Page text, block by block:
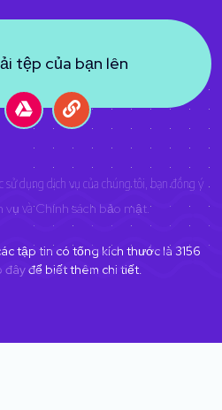
tệp của bạn lên
sử dụng dịch vụ của chúng tôi, bạn đồng ý
vụ vàChính sách bảo mật
tập tin có tổng kích thước là 3156
đâyđể biết thêm chi tiết.